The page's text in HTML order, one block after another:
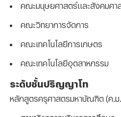
คณะมนุษยศาสตร์และสังคมศา
คณะวิทยาการจัดการ
คณะเทคโนโลยีการเกษตร
คณะเทคโนโลยีอุตสาหกรรม
ระดับชั้นปริญญาโท
หลักสูตรครุศาสตรมหาบัณฑิต (ค.ม